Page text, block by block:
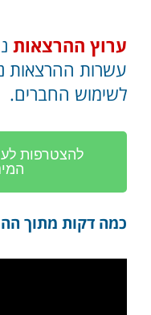
ערוץ ההרצאות
עשרות ההרצאות
לשימוש החברים.
להצטרפות
כמה דקות מתוך